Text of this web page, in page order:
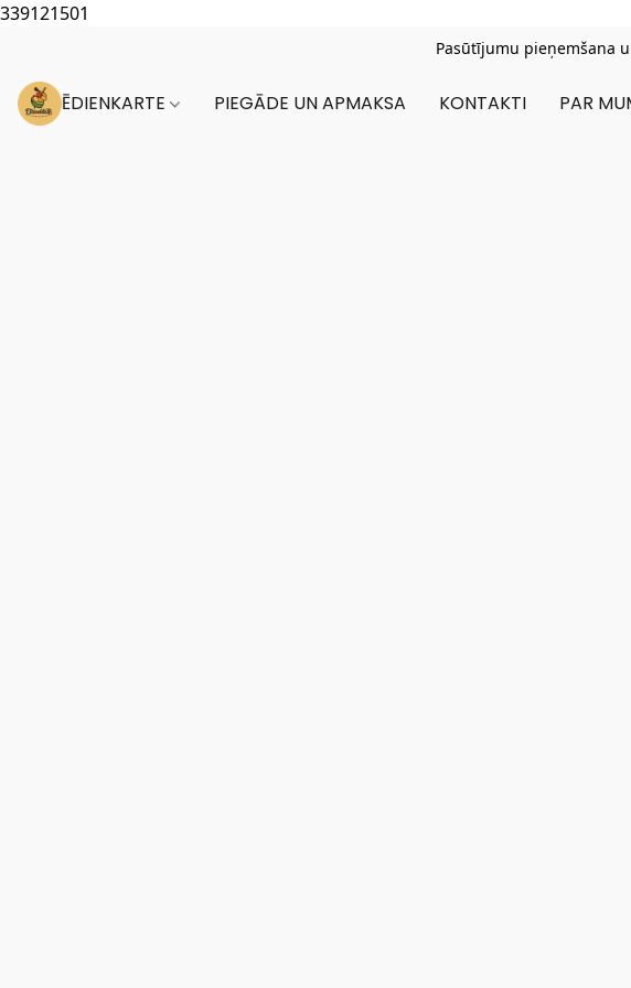
339121501
Pasūtījumu pieņemšana
ĒDIENKARTE PIEGĀDE UN APMAKSA KONTAKTI PAR